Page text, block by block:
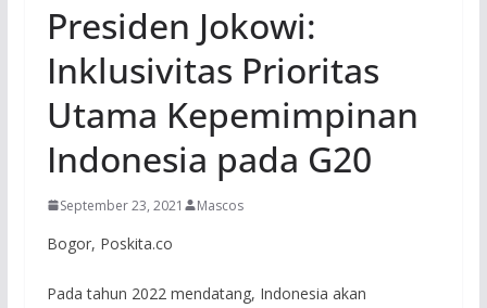
Presiden Jokowi:
Inklusivitas Prioritas
Utama Kepemimpinan
Indonesia pada G20
September 23, 2021 Mascos
Bogor, Poskita.co
Pada tahun 2022 mendatang, Indonesia akan